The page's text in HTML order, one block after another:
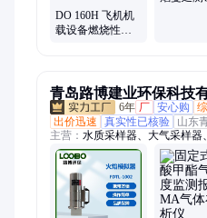
DO 160H 飞机机
载设备燃烧性能
青岛路博建业环保科技
6年 厂 安心购
出价迅速
真实性已核验
山东
主营： 水质采样器、大气采样器
析仪、烟尘烟气分析仪、油气
仪、甲醛检测仪、激光甲烷遥
TOC总有机碳分析仪、汽车尾
仪、内窥镜、FID、红外CO/